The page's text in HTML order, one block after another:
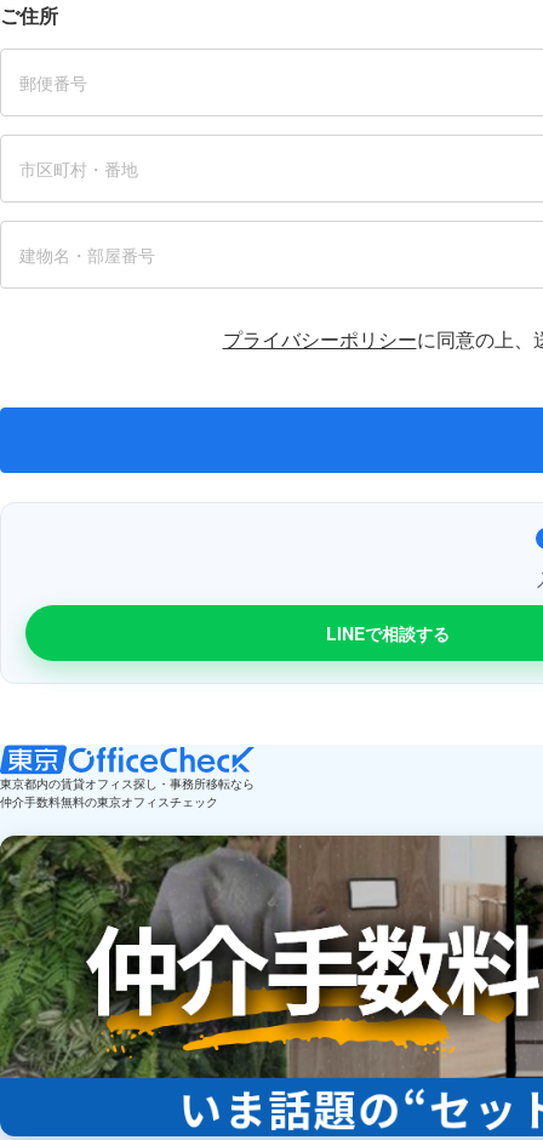
ご住所
プライバシーポリシーに同意の上、
LINEで相談する
東京都内の賃貸オフィス探し・事務所移転なら
仲介手数料無料の東京オフィスチェック